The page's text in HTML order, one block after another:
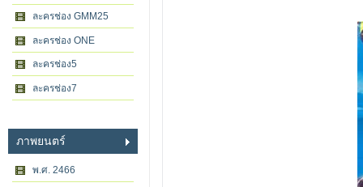
ละครช่อง GMM25
ละครช่อง ONE
ละครช่อง5
ละครช่อง7
ภาพยนตร์
พ.ศ. 2466